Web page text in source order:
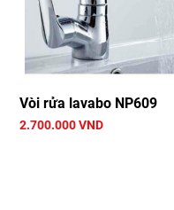
Vòi rửa lavabo NP609
2.700.000 VND